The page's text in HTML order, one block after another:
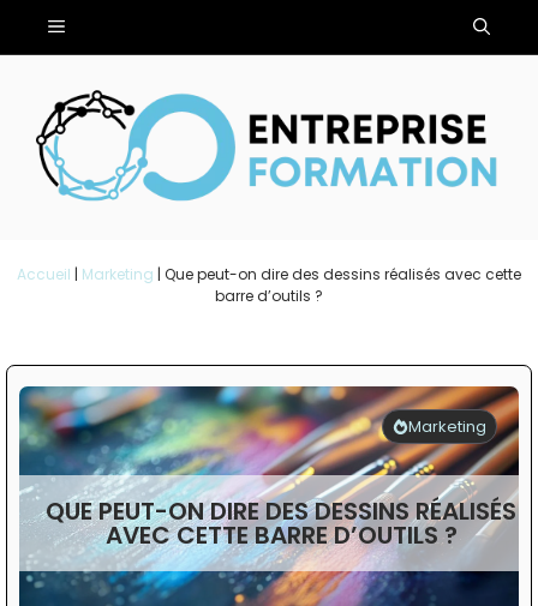
contenu
Menu
Accueil | Marketing | Que peut-on dire des dessins réalisés avec cette
barre d’outils ?
QUE PEUT-ON DIRE DES DESSINS RÉALISÉS
AVEC CETTE BARRE D’OUTILS ?
Marketing